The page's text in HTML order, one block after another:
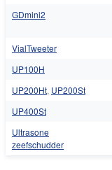
GDmini2
VialTweeter
UP100H
UP200Ht, UP200St
UP400St
Ultrasone
zeefschudder